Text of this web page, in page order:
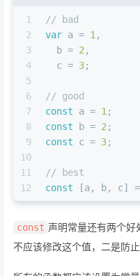
1
2
3
4
5
6
7
8
9
10
11
12
// bad
var a = 1,
  b =
2,
  c =
3;
// good
const a = 1;
const b = 2;
const c = 3;
// best
const [a, b, c]
const 声明常量还有两个好
不应该修改这个值，二是防